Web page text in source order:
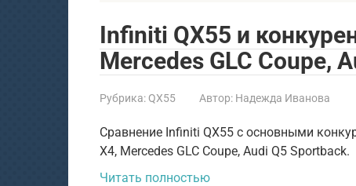
Infiniti QX55 и
Mercedes GLC Coupe,
Рубрика:QX55 Автор: Надежда Иванова
Сравнение Infiniti QX55 с основными
X4, Mercedes GLC Coupe, Audi Q5 Sportback.
Читать полностью